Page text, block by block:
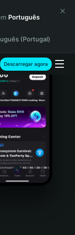
Português
(Portugal)
Descarregar agora